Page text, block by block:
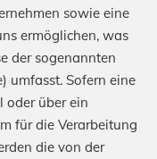
sowie eine
ermöglichen, was
der sogenannten
umfasst. Sofern eine
oder über ein
für die Verarbeitung
die von der